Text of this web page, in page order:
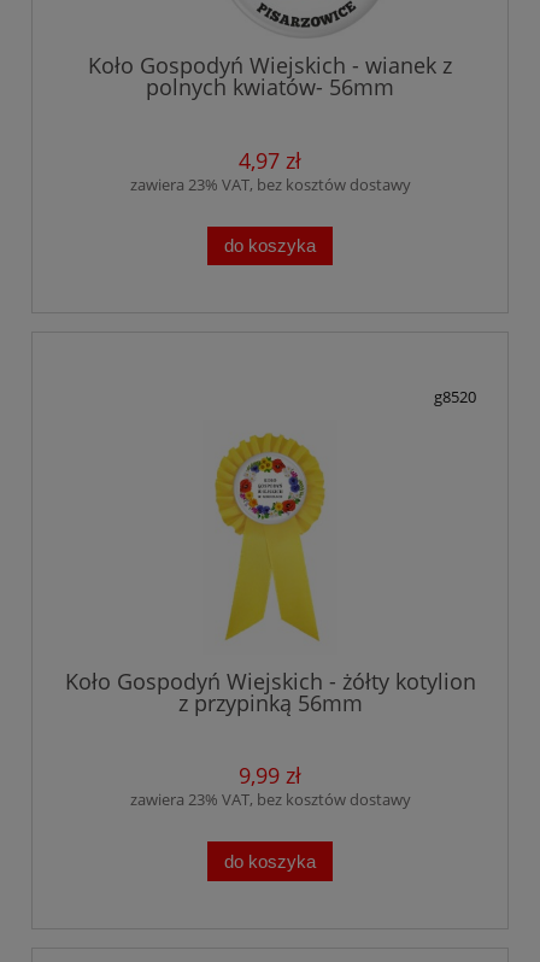
Koło Gospodyń Wiejskich - wianek z
polnych kwiatów- 56mm
4,97 zł
zawiera 23% VAT, bez kosztów dostawy
do koszyka
g8520
Koło Gospodyń Wiejskich - żółty kotylion
z przypinką 56mm
9,99 zł
zawiera 23% VAT, bez kosztów dostawy
do koszyka